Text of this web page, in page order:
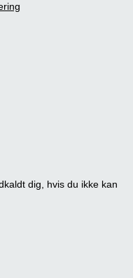
dig, hvis du ikke kan